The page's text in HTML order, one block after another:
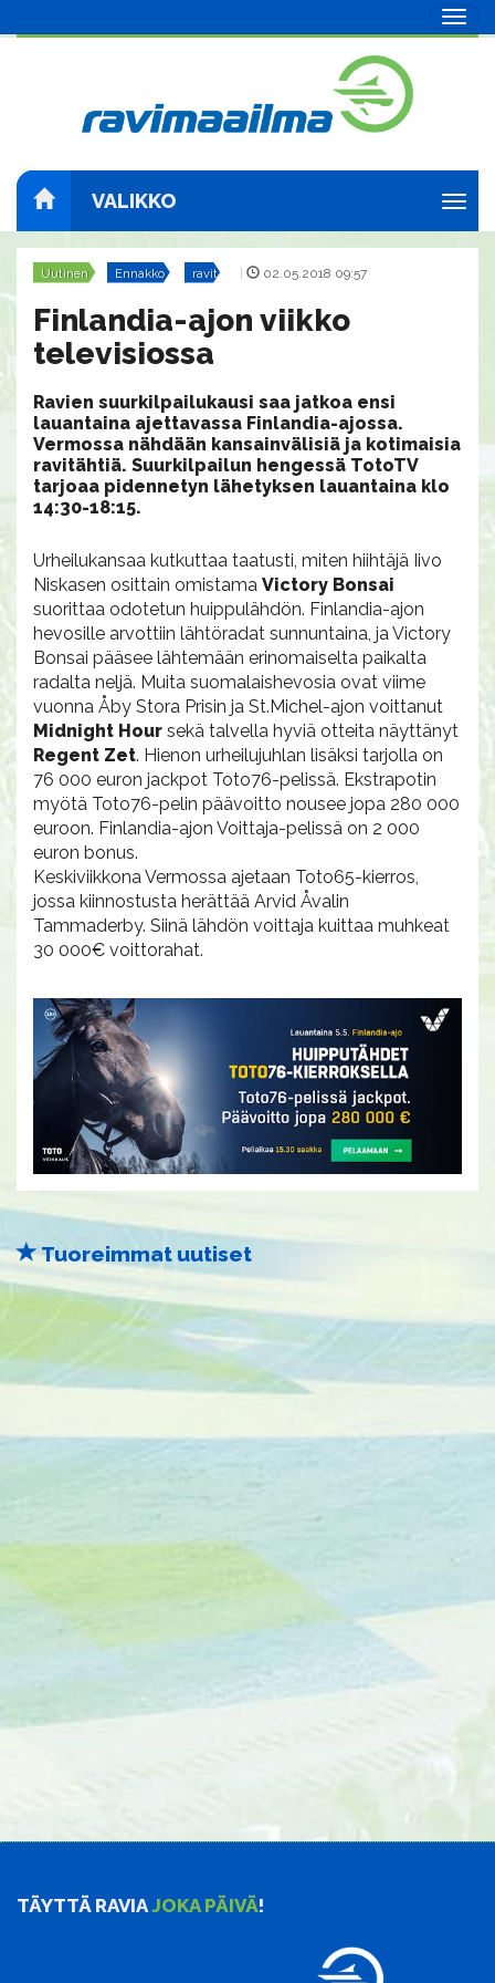
VALIKKO
Uutinen Ennakko ravit | 02.05.2018 09:57
Finlandia-ajon viikko
televisiossa
Ravien suurkilpailukausi saa jatkoa ensi
lauantaina ajettavassa Finlandia-ajossa.
Vermossa nähdään kansainvälisiä ja kotimaisia
ravitähtiä. Suurkilpailun hengessä TotoTV
tarjoaa pidennetyn lähetyksen lauantaina klo
14:30-18:15.
Urheilukansaa kutkuttaa taatusti, miten hiihtäjä Iivo
Niskasen osittain omistama Victory Bonsai
suorittaa odotetun huippulähdön. Finlandia-ajon
hevosille arvottiin lähtöradat sunnuntaina, ja Victory
Bonsai pääsee lähtemään erinomaiselta paikalta
radalta neljä. Muita suomalaishevosia ovat viime
vuonna Åby Stora Prisin ja St.Michel-ajon voittanut
Midnight Hour sekä talvella hyviä otteita näyttänyt
Regent Zet. Hienon urheilujuhlan lisäksi tarjolla on
76 000 euron jackpot Toto76-pelissä. Ekstrapotin
myötä Toto76-pelin päävoitto nousee jopa 280 000
euroon. Finlandia-ajon Voittaja-pelissä on 2 000
euron bonus.
Keskiviikkona Vermossa ajetaan Toto65-kierros,
jossa kiinnostusta herättää Arvid Åvalin
Tammaderby. Siinä lähdön voittaja kuittaa muhkeat
30 000€ voittorahat.
Tuoreimmat uutiset
TÄYTTÄ RAVIAJOKA PÄIVÄ!